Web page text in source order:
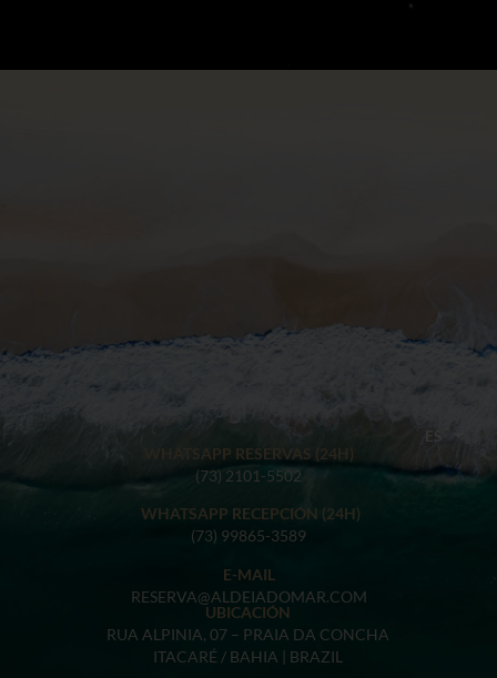
ESEN
WHATSAPP RESERVAS (24H)
(73) 2101-5502
WHATSAPP RECEPCIÓN (24H)
(73) 99865-3589
E-MAIL
RESERVA@ALDEIADOMAR.COM
UBICACIÓN
RUA ALPINIA, 07 – PRAIA DA CONCHA
ITACARÉ / BAHIA | BRAZIL